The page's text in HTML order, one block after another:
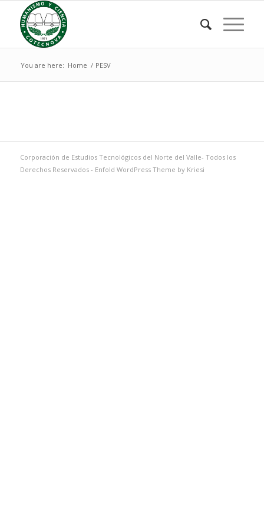
You are here: Home / PESV
Corporación de Estudios Tecnológicos del Norte del Valle- Todos los
Derechos Reservados - Enfold WordPress Theme by Kriesi